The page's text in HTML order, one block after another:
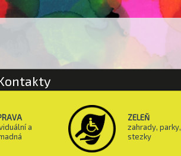
a
ZELEŇ
zahrady, parky,
stezky